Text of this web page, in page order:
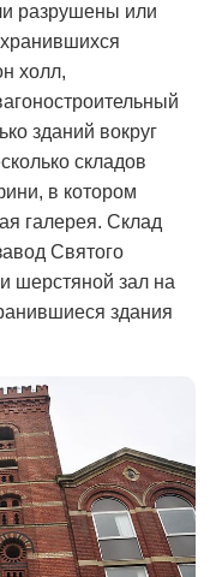
разрушены или
холл,
зданий вокруг
складов
в котором
галерея. Склад
Святого
шерстяной зал на
здания